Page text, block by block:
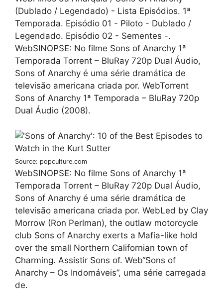
(Dublado / Legendado) - Lista Episódios. 1ª
Temporada. Episódio 01 - Piloto - Dublado /
Legendado. Episódio 02 - Sementes -.
WebSINOPSE: No filme Sons of Anarchy 1ª
Temporada Torrent – BluRay 720p Dual Áudio,
Sons of Anarchy é uma série dramática de
televisão americana criada por. WebTorrent
Sons of Anarchy 1ª Temporada – BluRay 720p
Dual Áudio (2008).
Source: popculture.com
WebSINOPSE: No filme Sons of Anarchy 1ª
Temporada Torrent – BluRay 720p Dual Áudio,
Sons of Anarchy é uma série dramática de
televisão americana criada por. WebLed by Clay
Morrow (Ron Perlman), the outlaw motorcycle
club Sons of Anarchy exerts a Mafia-like hold
over the small Northern Californian town of
Charming. Assistir Sons of. Web“Sons of
Anarchy – Os Indomáveis”, uma série carregada
de.